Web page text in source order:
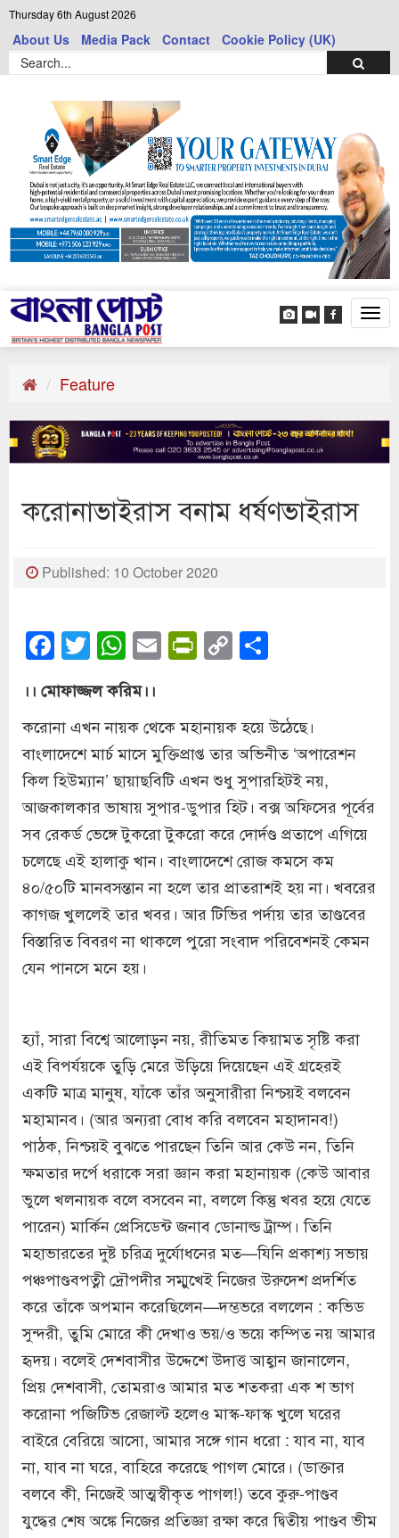
Thursday 6th August 2026
About Us Media Pack Contact Cookie Policy (UK)
Feature
করোনাভাইরাস বনাম ধর্ষণভাইরাস
Published: 10 October 2020
Facebook
Twitter
WhatsApp
EmailPrintFriendly
Copy
Link
।। মোফাজ্জল করিম।।
করোনা এখন নায়ক থেকে মহানায়ক হয়ে উঠেছে।
বাংলাদেশে মার্চ মাসে মুক্তিপ্রাপ্ত তার অভিনীত ‘অপারেশন
কিল হিউম্যান’ ছায়াছবিটি এখন শুধু সুপারহিটই নয়,
আজকালকার ভাষায় সুপার-ডুপার হিট। বক্স অফিসের পূর্বের
সব রেকর্ড ভেঙ্গে টুকরো টুকরো করে দোর্দণ্ড প্রতাপে এগিয়ে
চলেছে এই হালাকু খান। বাংলাদেশে রোজ কমসে কম
৪০/৫০টি মানবসন্তান না হলে তার প্রাতরাশই হয় না। খবরের
কাগজ খুললেই তার খবর। আর টিভির পর্দায় তার তাণ্ডবের
বিস্তারিত বিবরণ না থাকলে পুরো সংবাদ পরিবেশনই কেমন
যেন পানসে মনে হয়।
হ্যাঁ, সারা বিশ্বে আলোড়ন নয়, রীতিমত কিয়ামত সৃষ্টি করা
এই বিপর্যয়কে তুড়ি মেরে উড়িয়ে দিয়েছেন এই গ্রহেরই
একটি মাত্র মানুষ, যাঁকে তাঁর অনুসারীরা নিশ্চয়ই বলবেন
মহামানব। (আর অন্যরা বোধ করি বলবেন মহাদানব!)
পাঠক, নিশ্চয়ই বুঝতে পারছেন তিনি আর কেউ নন, তিনি
ক্ষমতার দর্পে ধরাকে সরা জ্ঞান করা মহানায়ক (কেউ আবার
ভুলে খলনায়ক বলে বসবেন না, বললে কিন্তু খবর হয়ে যেতে
পারেন) মার্কিন প্রেসিডেন্ট জনাব ডোনাল্ড ট্রাম্প। তিনি
মহাভারতের দুষ্ট চরিত্র দুর্যোধনের মত—যিনি প্রকাশ্য সভায়
পঞ্চপাণ্ডবপত্নী দ্রৌপদীর সম্মুখেই নিজের উরুদেশ প্রদর্শিত
করে তাঁকে অপমান করেছিলেন—দম্ভভরে বললেন : কভিড
সুন্দরী, তুমি মোরে কী দেখাও ভয়/ও ভয়ে কম্পিত নয় আমার
হৃদয়। বলেই দেশবাসীর উদ্দেশে উদাত্ত আহ্বান জানালেন,
প্রিয় দেশবাসী, তোমরাও আমার মত শতকরা এক শ ভাগ
করোনা পজিটিভ রেজাল্ট হলেও মাস্ক-ফাস্ক খুলে ঘরের
বাইরে বেরিয়ে আসো, আমার সঙ্গে গান ধরো : যাব না, যাব
না, যাব না ঘরে, বাহিরে করেছে পাগল মোরে। (ডাক্তার
বলবে কী, নিজেই আত্মস্বীকৃত পাগল!) তবে কুরু-পাণ্ডব
যুদ্ধের শেষ অঙ্কে নিজের প্রতিজ্ঞা রক্ষা করে দ্বিতীয় পাণ্ডব ভীম